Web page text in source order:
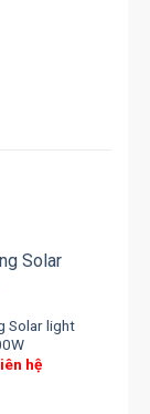
Solar light
hệ